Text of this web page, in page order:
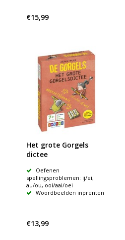
€15,99
Het grote Gorgels
dictee
Oefenen
spellingsproblemen: ij/ei,
au/ou, ooi/aai/oei
Woordbeelden inprenten
€13,99